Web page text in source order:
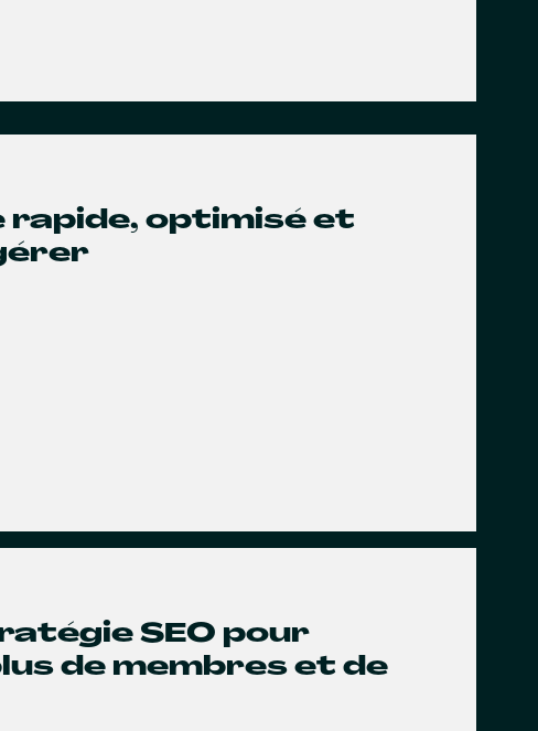
rapide, optimisé et
SEO pour
de membres et de